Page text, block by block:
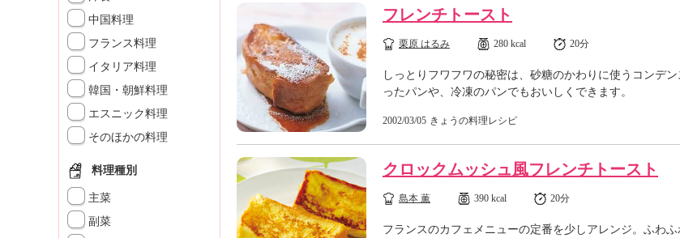
の
料
理
」
中国料理
フランス料理
イタリア料理
韓国・朝鮮料理
エスニック料理
そのほかの料理
料理種別
主菜
副菜
フレンチトースト
栗原 はるみ 280 kcal 20分
しっとりフワフワの秘密は、砂糖のかわりに使うコンデ
ったパンや、冷凍のパンでもおいしくできます。
2002/03/05 きょうの料理レシピ
クロックムッシュ風フレンチトースト
島本 薫 390 kcal 20分
フランスのカフェメニューの定番を少しアレンジ。ふわ